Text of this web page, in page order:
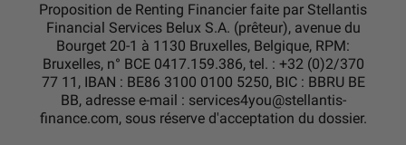
Proposition de Renting Financier faite par Stellantis
Financial Services Belux S.A. (prêteur), avenue du
Bourget 20-1 à 1130 Bruxelles, Belgique, RPM:
Bruxelles, n° BCE 0417.159.386, tel. : +32 (0)2/370
77 11, IBAN : BE86 3100 0100 5250, BIC : BBRU BE
BB, adresse e-mail : services4you@stellantis-
finance.com, sous réserve d'acceptation du dossier.